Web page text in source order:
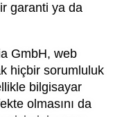
garanti ya da
GmbH, web
hiçbir sorumluluk
bilgisayar
olmasını da